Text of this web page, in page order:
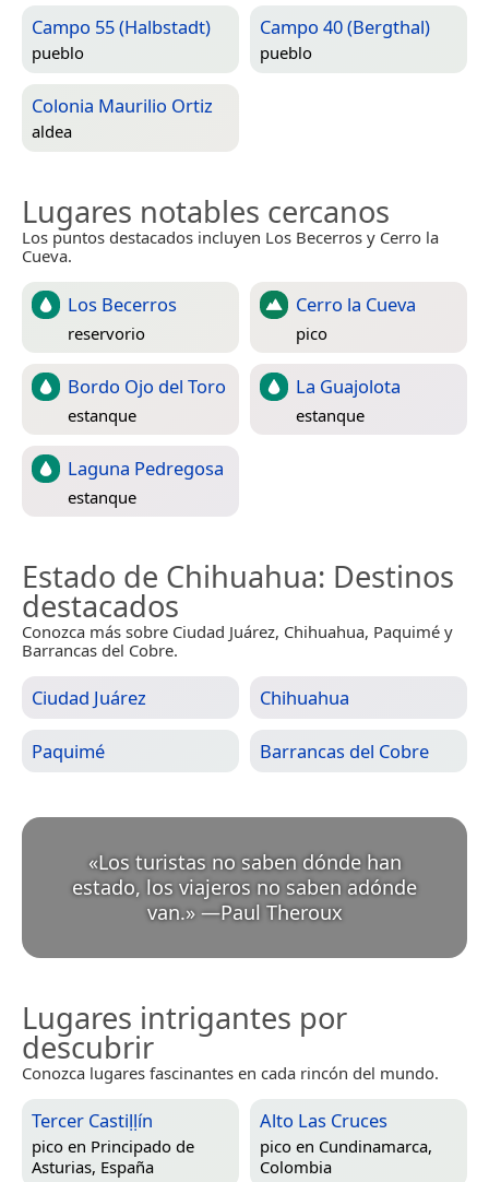
Campo 55 (Halbstadt)
pueblo
Campo 40 (Bergthal)
pueblo
Colonia Maurilio Ortiz
aldea
Lugares notables cercanos
Los puntos destacados incluyen Los Becerros y Cerro la
Cueva.
Los Becerros
reservorio
Cerro la Cueva
pico
Bordo Ojo del Toro
estanque
La Guajolota
estanque
Laguna Pedregosa
estanque
Estado de Chihuahua: Destinos
destacados
Conozca más sobre Ciudad Juárez, Chihuahua, Paquimé y
Barrancas del Cobre.
Ciudad Juárez Chihuahua
Paquimé Barrancas del Cobre
«Los turistas no saben dónde han
estado, los viajeros no saben adónde
van.» —Paul Theroux
Lugares intrigantes por
descubrir
Conozca lugares fascinantes en cada rincón del mundo.
Tercer Castiḷḷín
pico en Principado de
Asturias, España
Alto Las Cruces
pico en Cundinamarca,
Colombia